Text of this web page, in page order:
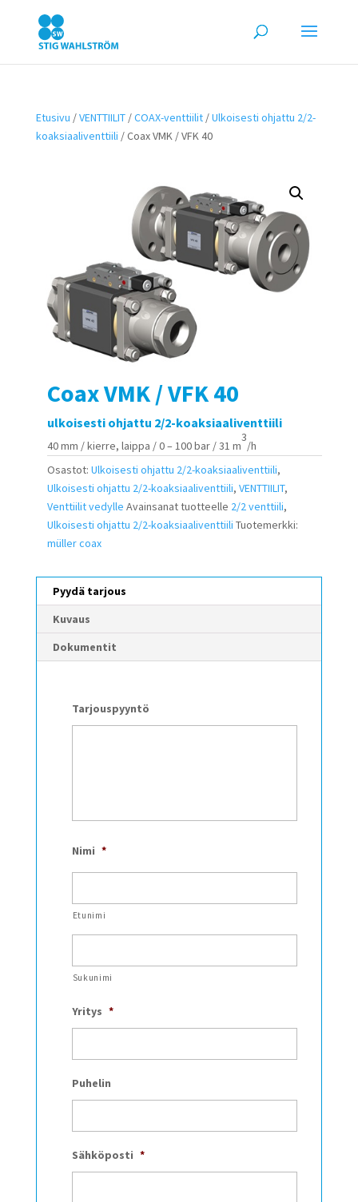
Etusivu /VENTTIILIT/COAX-venttiilit/Ulkoisesti ohjattu 2/2-
koaksiaaliventtiili / Coax VMK / VFK 40
Coax VMK / VFK 40
ulkoisesti ohjattu 2/2-koaksiaaliventtiili
40 mm / kierre, laippa / 0 – 100 bar / 31 m
3
/h
Osastot: Ulkoisesti ohjattu 2/2-koaksiaaliventtiili,
Ulkoisesti ohjattu 2/2-koaksiaaliventtiili, VENTTIILIT,
Venttiilit vedylle Avainsanat tuotteelle 2/2 venttiili,
Ulkoisesti ohjattu 2/2-koaksiaaliventtiili Tuotemerkki:
müller coax
Pyydä tarjous
Kuvaus
Dokumentit
Tarjouspyyntö
Nimi *
Etunimi
Sukunimi
Yritys *
Puhelin
Sähköposti *